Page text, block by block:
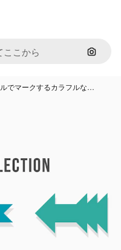
画像で
でマークするカラフルな…